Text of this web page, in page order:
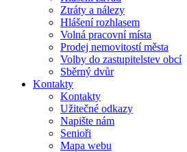
Ztráty a nálezy
Hlášení rozhlasem
Volná pracovní místa
Prodej nemovitostí města
Volby do zastupitelstev obcí
Sběrný dvůr
Kontakty
Kontakty
Užitečné odkazy
Napište nám
Senioři
Mapa webu